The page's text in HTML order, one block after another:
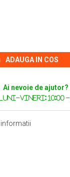
ADAUGA IN COS
Ai nevoie de ajutor?